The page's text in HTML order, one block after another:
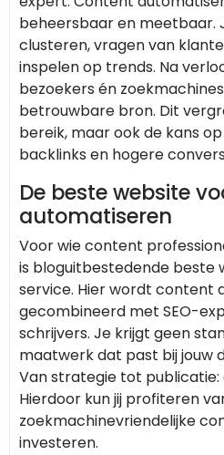
beheersbaar en meetbaar.
clusteren, vragen van
inspelen op trends. Na
bezoekers én
betrouwbare bron. Dit
bereik, maar ook de kans
backlinks en hogere
De beste website
automatiseren
Voor wie content
is bloguitbestedende beste
service. Hier wordt content
gecombineerd met SEO-
schrijvers. Je krijgt geen
maatwerk dat past bij jouw
Van strategie tot publicatie:
Hierdoor kun jij profiteren
zoekmachinevriendelijke
investeren.